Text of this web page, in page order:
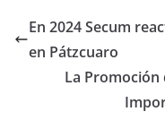
En 2024 Secum
en Pátzcuaro
La Promoción